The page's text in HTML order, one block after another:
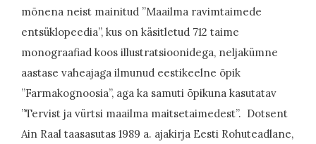
mõnena neist mainitud ”Maailma ravimtaimede
entsüklopeedia”, kus on käsitletud 712 taime
monograafiad koos illustratsioonidega, neljakümne
aastase vaheajaga ilmunud eestikeelne õpik
”Farmakognoosia”, aga ka samuti õpikuna kasutatav
”Tervist ja vürtsi maailma maitsetaimedest”. Dotsent
Ain Raal taasasutas 1989 a. ajakirja Eesti Rohuteadlane,